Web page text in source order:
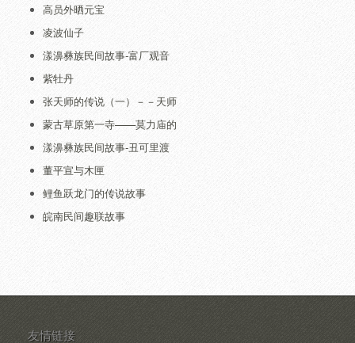
高员外晒元宝
凌波仙子
漾濞彝族民间故事-富厂观音
紫牡丹
张天师的传说（一）－－天师
蒙古草原第一寺——莫力庙的
漾濞彝族民间故事-丑可里渡
董平宣与木匣
鲤鱼跃龙门的传说故事
皖南民间趣联故事
友情链接